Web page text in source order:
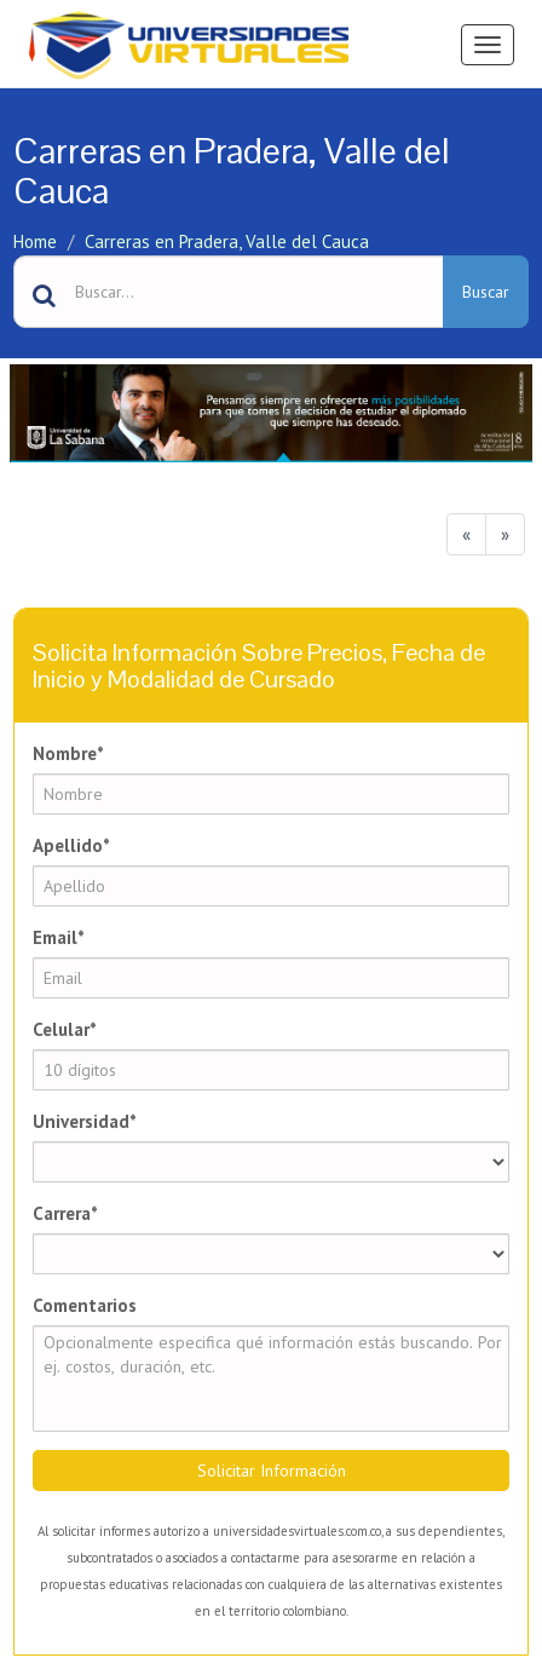
Ver
Carreras en Pradera, Valle del
Cauca
Home Carreras en Pradera, Valle del Cauca
Buscar
« »
Solicita Información Sobre Precios, Fecha de
Inicio y Modalidad de Cursado
Nombre*
Apellido*
Email*
Celular*
Universidad*
Carrera*
Comentarios
Solicitar Información
Al solicitar informes autorizo a universidadesvirtuales.com.co, a sus dependientes,
subcontratados o asociados a contactarme para asesorarme en relación a
propuestas educativas relacionadas con cualquiera de las alternativas existentes
en el territorio colombiano.